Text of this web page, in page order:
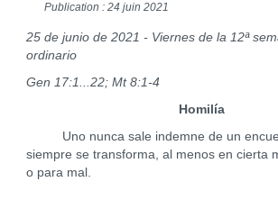
Publication : 24 juin 2021
25 de junio de 2021 - Viernes de la 12ª
ordinario
Gen 17:1...22; Mt 8:1-4
Homilía
Uno nunca sale indemne de un
siempre se transforma, al menos en cierta
o para mal.